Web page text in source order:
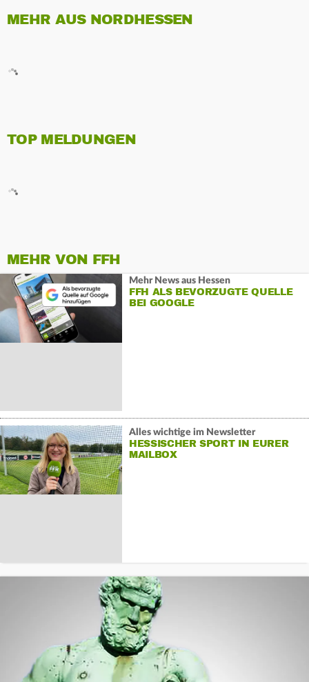
MEHR AUS NORDHESSEN
TOP MELDUNGEN
MEHR VON FFH
Mehr News aus Hessen
FFH ALS BEVORZUGTE QUELLE
BEI GOOGLE
Alles wichtige im Newsletter
HESSISCHER SPORT IN EURER
MAILBOX